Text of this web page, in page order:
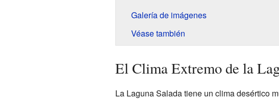
Galería de imágenes
Véase también
El Clima Extremo de la
La Laguna Salada tiene un clima desértico